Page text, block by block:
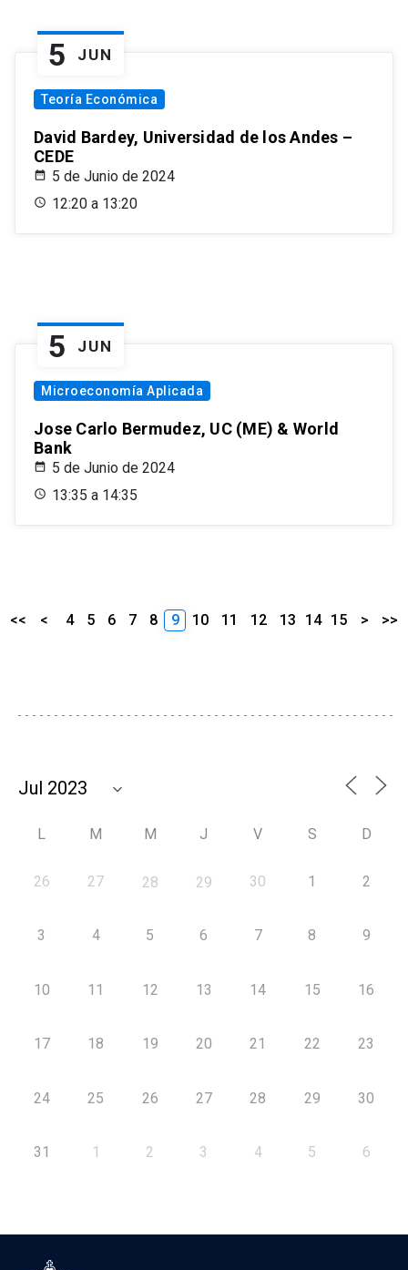
5 JUN
Teoría Económica
David Bardey, Universidad de los Andes –
CEDE
5 de Junio de 2024
12:20 a 13:20
5 JUN
Microeconomía Aplicada
Jose Carlo Bermudez, UC (ME) & World
Bank
5 de Junio de 2024
13:35 a 14:35
<< < 4 5 6 7 8 9 10 11 12 13 14 15 > >>
L M M J V S D
26 27 28 29 30 1 2
3 4 5 6 7 8 9
10 11 12 13 14 15 16
17 18 19 20 21 22 23
24 25 26 27 28 29 30
31 1 2 3 4 5 6